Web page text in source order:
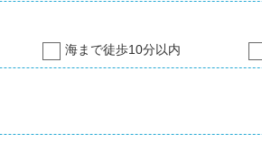
海まで徒歩10分以内